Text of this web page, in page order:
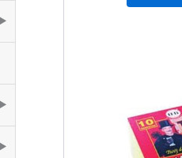
▶
▶
▶